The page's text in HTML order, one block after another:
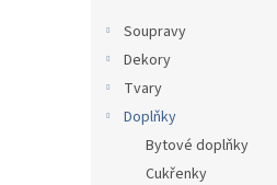
Soupravy
Dekory
Tvary
Doplňky
Bytové doplňky
Cukřenky